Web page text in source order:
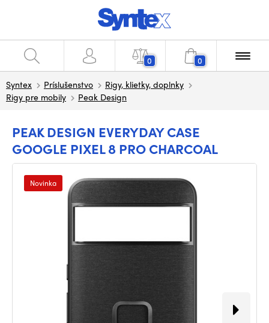
0 0
Syntex Príslušenstvo
Rigy, klietky, doplnky
Rigy pre mobily
Peak Design
PEAK DESIGN EVERYDAY CASE
GOOGLE PIXEL 8 PRO CHARCOAL
Novinka